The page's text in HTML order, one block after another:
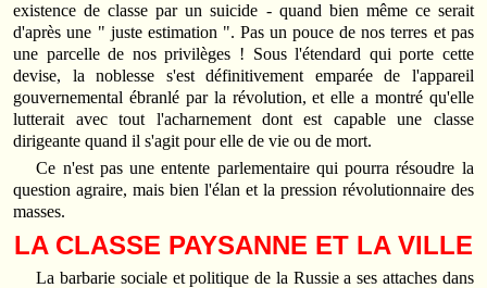
existence de classe par un suicide - quand bien même ce serait
d'après une " juste estimation ". Pas un pouce de nos terres et pas
une parcelle de nos privilèges ! Sous l'étendard qui porte cette
devise, la noblesse s'est définitivement emparée de l'appareil
gouvernemental ébranlé par la révolution, et elle a montré qu'elle
lutterait avec tout l'acharnement dont est capable une classe
dirigeante quand il s'agit pour elle de vie ou de mort.
Ce n'est pas une entente parlementaire qui pourra résoudre la
question agraire, mais bien l'élan et la pression révolutionnaire des
masses.
LA CLASSE PAYSANNE ET LA VILLE
La barbarie sociale et politique de la Russie a ses attaches dans